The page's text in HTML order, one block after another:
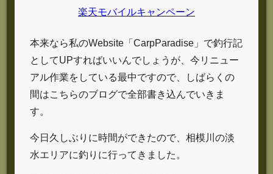
楽天モバイルキャンペーン
本来なら私のWebsite「CarpParadise」で釣行記
としてUPすればいいんでしょうが、今リニュー
アル作業をしている最中ですので、しばらくの
間はこちらのブログで全部書き込んでいきま
す。
今日久しぶりに時間ができたので、相模川の淡
水エリアに釣りに行ってきました。